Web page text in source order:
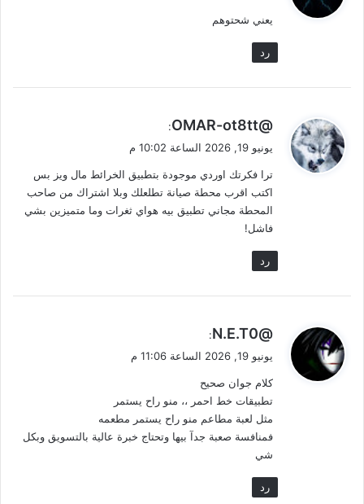
ل
يعني شحتوهم
رد
ي
ل
@OMAR-ot8tt
:
يونيو 19, 2026 الساعة 10:02 م
ترا فكرتك اوردي موجودة بتطبيق الخرائط مال ويز بس
اكتب اقرب محطة صيانة تطلعلك وبلا اشتراك من صاحب
المحطة مجاني تطبيق بيه هواي ثغرات وما متميزين بشي
فاشل!
رد
ي
ل
@N.E.T0
:
يونيو 19, 2026 الساعة 11:06 م
كلام جوان صحيح
تطبيقات خط احمر ،، منو راح يستمر
مثل لعبة مطاعم منو راح يستمر مطعمه
فمنافسة صعبة جدآ بيها وتحتاج خبرة عالية بالتسويق وبكل
شي
رد